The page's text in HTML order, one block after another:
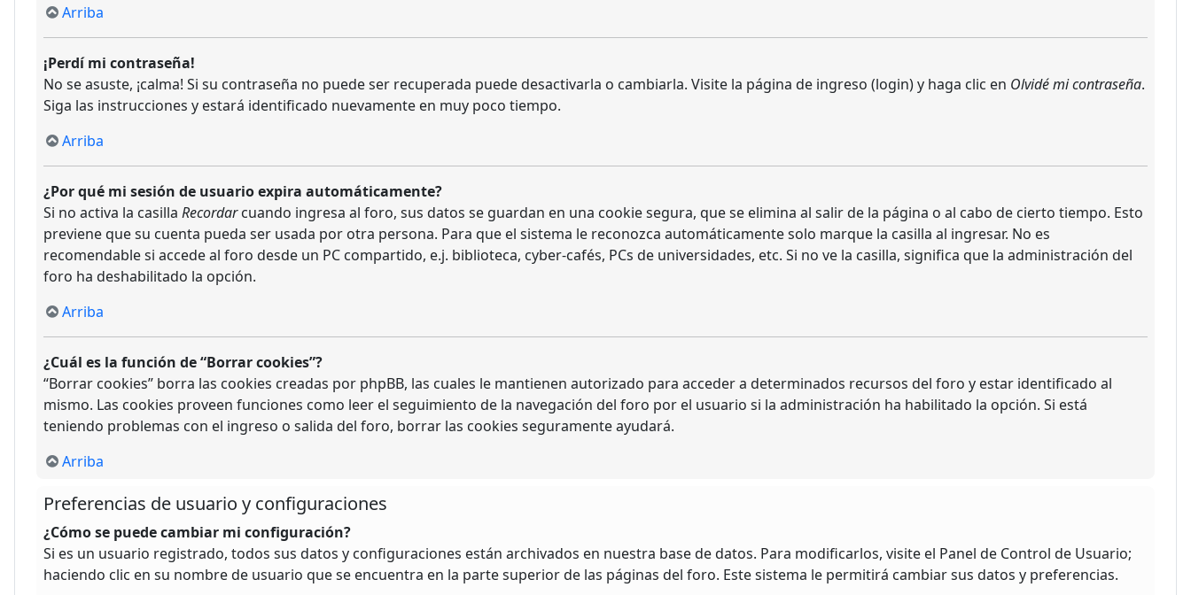
Arriba
¡Perdí mi contraseña!
No se asuste, ¡calma! Si su contraseña no puede ser recuperada puede desactivarla o cambiarla. Visite la página de ingreso (login) y haga clic en Olvidé mi contraseña.
Siga las instrucciones y estará identificado nuevamente en muy poco tiempo.
Arriba
¿Por qué mi sesión de usuario expira automáticamente?
Si no activa la casilla Recordarcuando ingresa al foro, sus datos se guardan en una cookie segura, que se elimina al salir de la página o al cabo de cierto tiempo. Esto
previene que su cuenta pueda ser usada por otra persona. Para que el sistema le reconozca automáticamente solo marque la casilla al ingresar. No es
recomendable si accede al foro desde un PC compartido, e.j. biblioteca, cyber-cafés, PCs de universidades, etc. Si no ve la casilla, significa que la administración del
foro ha deshabilitado la opción.
Arriba
¿Cuál es la función de “Borrar cookies”?
“Borrar cookies” borra las cookies creadas por phpBB, las cuales le mantienen autorizado para acceder a determinados recursos del foro y estar identificado al
mismo. Las cookies proveen funciones como leer el seguimiento de la navegación del foro por el usuario si la administración ha habilitado la opción. Si está
teniendo problemas con el ingreso o salida del foro, borrar las cookies seguramente ayudará.
Arriba
Preferencias de usuario y configuraciones
¿Cómo se puede cambiar mi configuración?
Si es un usuario registrado, todos sus datos y configuraciones están archivados en nuestra base de datos. Para modificarlos, visite el Panel de Control de Usuario;
haciendo clic en su nombre de usuario que se encuentra en la parte superior de las páginas del foro. Este sistema le permitirá cambiar sus datos y preferencias.